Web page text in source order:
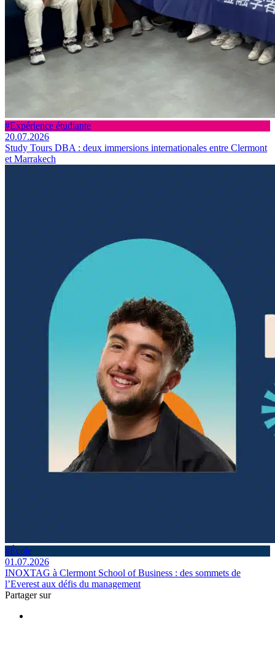
#Expérience étudiante
20.07.2026
Study Tours DBA : deux immersions internationales entre Clermont
et Marrakech
#École
01.07.2026
INOXTAG à Clermont School of Business : des sommets de
l’Everest aux défis du management
Partager sur